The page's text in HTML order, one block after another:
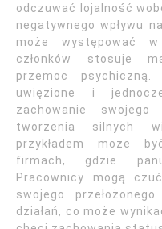
odczuwać lojalność
negatywnego wpływu
może występować
członków stosuje
przemoc
uwięzione i
zachowanie
tworzenia silnych
przykładem może
firmach, gdzie
Pracownicy mogą
swojego
działań, co może